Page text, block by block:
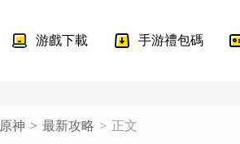
游戲下載 手游禮包碼
原神 最新攻略 正文